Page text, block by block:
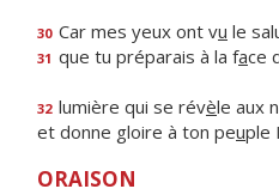
30 Car mes yeux ont vu le
31 que tu préparais à la face
32 lumière qui se révèle aux
et donne gloire à ton peuple
ORAISON